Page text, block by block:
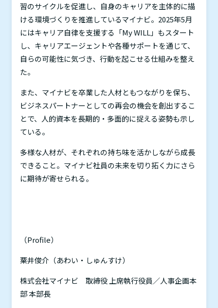
習のサイクルを促進し、自身のキャリアを主体的に描
ける環境づくりを推進しているマイナビ。 2025年5月
にはキャリア自律を支援する「My WILL」もスタート
し、キャリアエージェントや各種サポートを通じて、
自らの可能性に気づき、行動を起こせる仕組みを整え
た。
また、マイナビを卒業した人材ともつながりを保ち、
ビジネスパートナーとしての再会の機会を創出するこ
とで、人的資本を長期的・多面的に捉える姿勢も示し
ている。
多様な人材が、それぞれの持ち味を活かしながら成長
できること。マイナビ社員の未来を切り拓く力にさら
に期待が寄せられる。
（Profile）
粟井俊介（あわい・しゅんすけ）
株式会社マイナビ 取締役 上席執行役員／人事企画本
部 本部長